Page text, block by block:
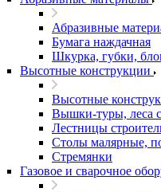
Абразивные
Бумага наждачная
Шкурка, губки,
Высотные конструкции
Высотные
Вышки-туры, леса
Лестницы
Столы малярные,
Стремянки
Газовое и сварочное